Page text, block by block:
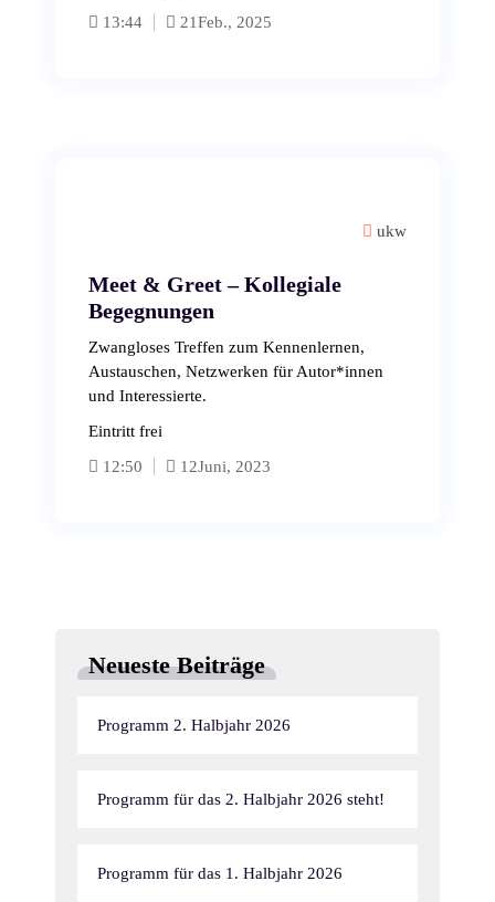
13:44
21Feb., 2025
ukw
Meet & Greet – Kollegiale
Begegnungen
Zwangloses Treffen zum Kennenlernen,
Austauschen, Netzwerken für Autor*innen
und Interessierte.
Eintritt frei
12:50
12Juni, 2023
Neueste Beiträge
Programm 2. Halbjahr 2026
Programm für das 2. Halbjahr 2026 steht!
Programm für das 1. Halbjahr 2026